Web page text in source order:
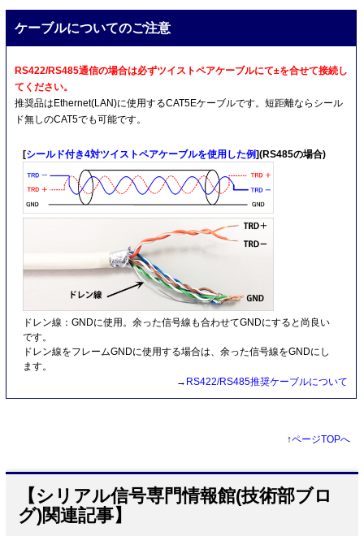
ケーブルについてのご注意
RS422/RS485通信の場合は必ずツイストペアケーブルにて±を合せて接続し
てください。
推奨品はEthernet(LAN)に使用するCAT5Eケーブルです。短距離ならシール
ド無しのCAT5でも可能です。
[シールド付き4対ツイストペアケーブルを使用した例](RS485の場合)
ドレン線：GNDに使用。余った信号線も合わせてGNDにすると尚良い
です。
ドレン線をフレームGNDに使用する場合は、余った信号線をGNDにし
ます。
→ RS422/RS485推奨ケーブルについて
↑ページTOPへ
【シリアル信号専門情報館(技術部ブロ
グ)関連記事】